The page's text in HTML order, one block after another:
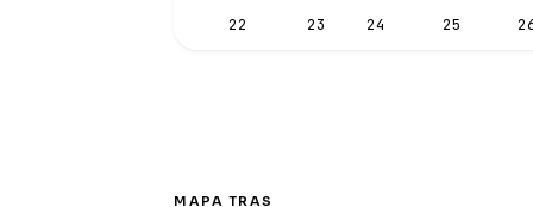
22
23 24 25
MAPA TRAS